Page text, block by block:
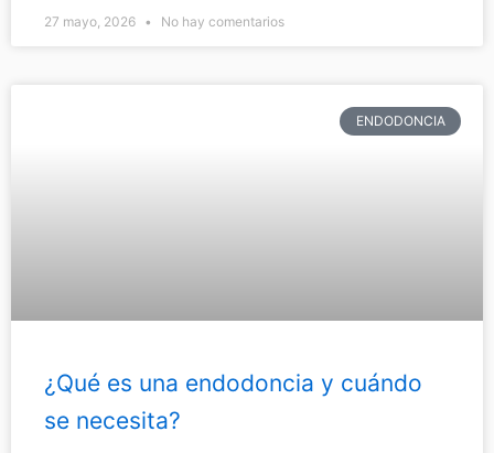
27 mayo, 2026 No hay comentarios
ENDODONCIA
¿Qué es una endodoncia y cuándo
se necesita?